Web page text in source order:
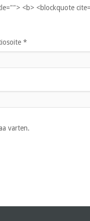
<b> <blockquote
*
varten.